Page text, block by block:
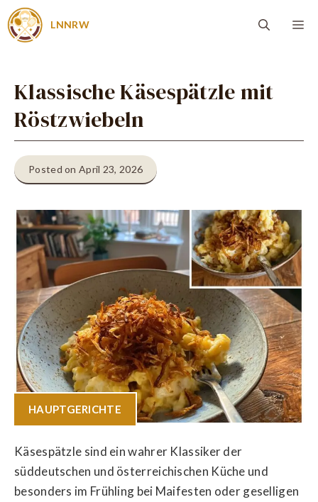
Zum
Inhalt
LNNRW
Klassische Käsespätzle mit
Röstzwiebeln
Posted on April 23, 2026
HAUPTGERICHTE
Käsespätzle sind ein wahrer Klassiker der
süddeutschen und österreichischen Küche und
besonders im Frühling bei Maifesten oder geselligen